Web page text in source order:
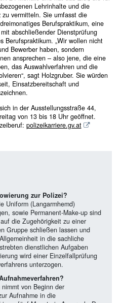
Lehrinhalte und die
vermitteln. Sie umfasst die
Berufspraktikum, eine
abschließender Dienstprüfung
Berufspraktikum. „Wir wollen nicht
Bewerber haben, sondern
ansprechen – also jene, die eine
das Auswahlverfahren und die
sagt Holzgruber. Sie würden
Einsatzbereitschaft und
in der Ausstellungsstraße 44,
von 13 bis 18 Uhr geöffnet.
polizeikarriere.gv.at
zur Polizei?
Uniform (Langarmhemd)
sowie Permanent-Make-up sind
die Zugehörigkeit zu einer
Gruppe schließen lassen und
in die sachliche
dienstlichen Aufgaben
wird einer Einzelfallprüfung
unterzogen.
von Beginn der
Aufnahme in die